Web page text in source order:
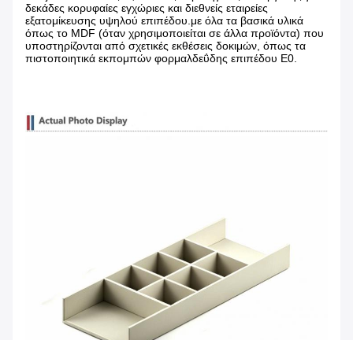
δεκάδες κορυφαίες εγχώριες και διεθνείς εταιρείες
εξατομίκευσης υψηλού επιπέδου.με όλα τα βασικά υλικά
όπως το MDF (όταν χρησιμοποιείται σε άλλα προϊόντα) που
υποστηρίζονται από σχετικές εκθέσεις δοκιμών, όπως τα
πιστοποιητικά εκπομπών φορμαλδεΰδης επιπέδου E0.